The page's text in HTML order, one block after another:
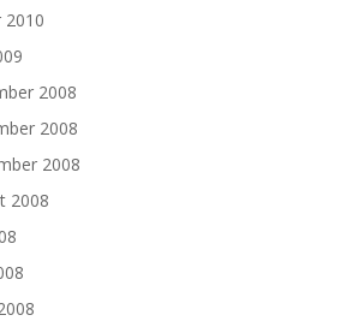
2010
2008
2008
2008
2008